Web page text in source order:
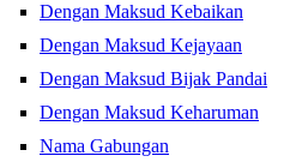
Dengan Maksud Kebaikan
Dengan Maksud Kejayaan
Dengan Maksud Bijak Pandai
Dengan Maksud Keharuman
Nama Gabungan